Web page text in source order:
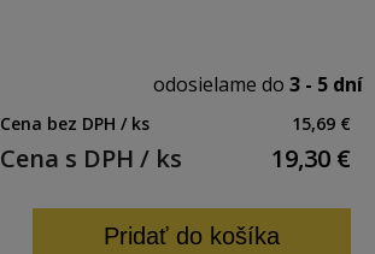
odosielame do 3 - 5 dní
Cena bez DPH / ks 15,69 €
Cena s DPH / ks 19,30 €
Pridať do košíka